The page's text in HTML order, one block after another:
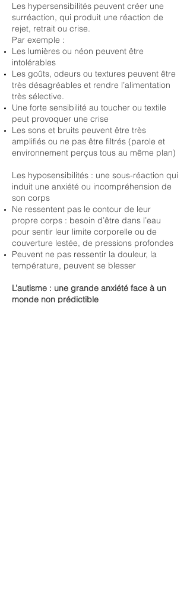
Les hypersensibilités peuvent créer une
surréaction, qui produit une réaction de
rejet, retrait ou crise.
Par exemple :
Les lumières ou néon peuvent être
intolérables
Les goûts, odeurs ou textures peuvent être
très désagréables et rendre l’alimentation
très sélective.
Une forte sensibilité au toucher ou textile
peut provoquer une crise
Les sons et bruits peuvent être très
amplifiés ou ne pas être filtrés (parole et
environnement perçus tous au même plan)
Les hyposensibilités : une sous-réaction qui
induit une anxiété ou incompréhension de
son corps
Ne ressentent pas le contour de leur
propre corps : besoin d’être dans l’eau
pour sentir leur limite corporelle ou de
couverture lestée, de pressions profondes
Peuvent ne pas ressentir la douleur, la
température, peuvent se blesser
L’autisme : une grande anxiété face à un
monde non prédictible